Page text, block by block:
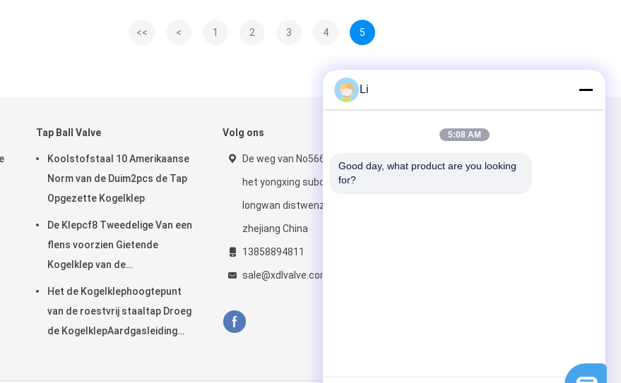
<< < 1 2 3 4 5
Tap Ball Valve
Koolstofstaal 10 Amerikaanse
Norm van de Duim2pcs de Tap
Opgezette Kogelklep
De Klepcf8 Tweedelige Van een
flens voorzien Gietende
Kogelklep van de
Het de Kogelklephoogtepunt
van de roestvrij staaltap Droeg
de KogelklepAardgasleiding
Volg ons
De weg van No566binhai 3de
het yongxing subdistrict
longwan distwenzhou
zhejiang China
13858894811
sale@xdlvalve.com
Mail ons
Li
5:08 AM
Good day, what product are you looking
for?